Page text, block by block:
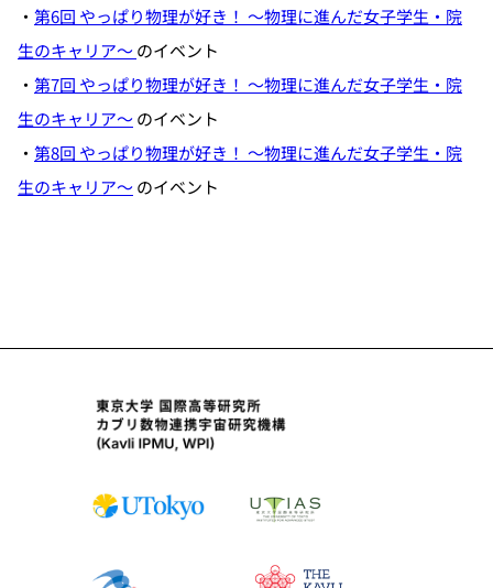
・ 第6回 やっぱり物理が好き！ ～物理に進んだ女子学生・院
生のキャリア～のイベント
・ 第7回 やっぱり物理が好き！ ～物理に進んだ女子学生・院
生のキャリア～のイベント
・ 第8回 やっぱり物理が好き！ ～物理に進んだ女子学生・院
生のキャリア～のイベント